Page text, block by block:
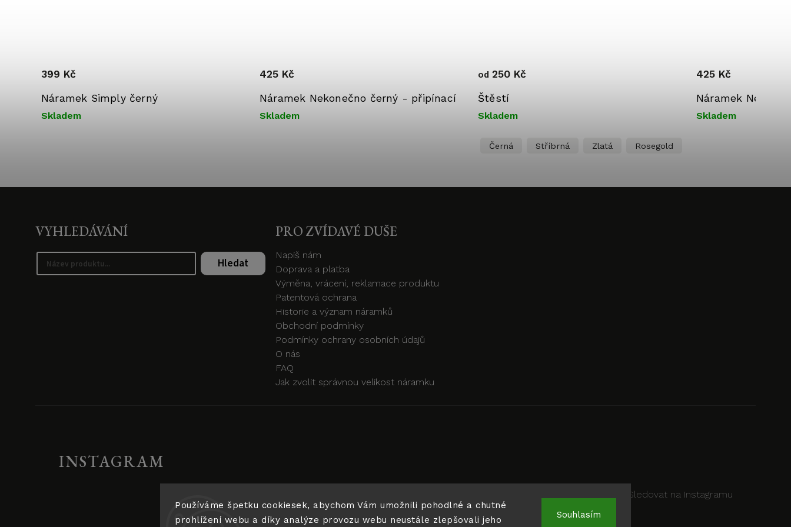
Používáme špetku cookiesek, abychom Vám umožnili pohodlné a chutné
prohlížení webu a díky analýze provozu webu neustále zlepšovali jeho
Souhlasím
Náramek Simply černý
Skladem
399 Kč
Náramek Nekonečno černý - připínací
Skladem
425 Kč
Štěstí
Skladem
od 250 Kč
Černá Stříbrná Zlatá Rosegold
Náramek
Skladem
425 Kč
INSTAGRAM
Sledovat na Instagramu
VYHLEDÁVÁNÍ
Hledat
PRO ZVÍDAVÉ DUŠE
Napiš nám
Doprava a platba
Výměna, vrácení, reklamace produktu
Patentová ochrana
Historie a význam náramků
Obchodní podmínky
Podmínky ochrany osobních údajů
O nás
FAQ
Jak zvolit správnou velikost náramku